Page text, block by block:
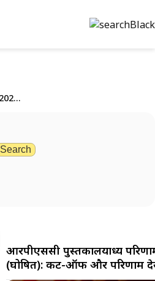
आरपीएससी पुस्तकालयाध्यक्ष परिणाम 2024 (घोषित): कट-ऑफ और परिणाम देखें
Search
आरपीएससी पुस्तकालयाध्यक्ष
(घोषित): कट-ऑफ और परिणाम